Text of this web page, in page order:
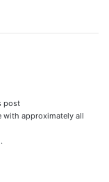
post
with approximately all